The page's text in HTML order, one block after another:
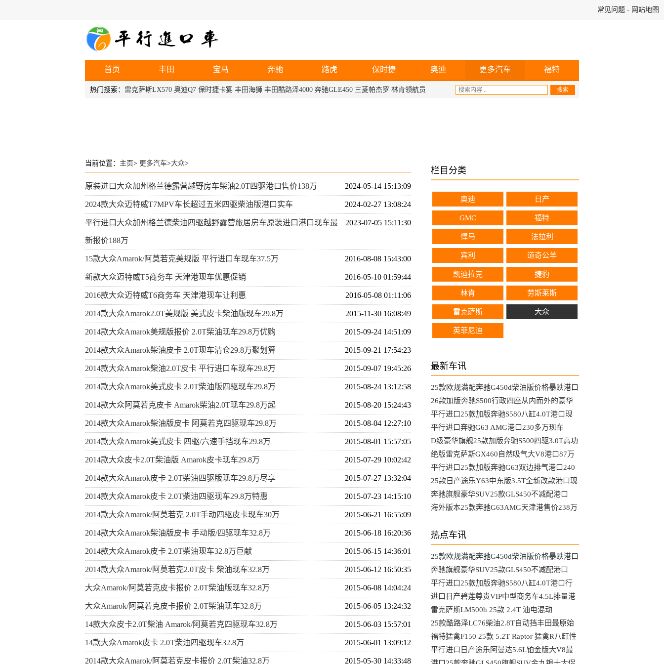
常见问题 - 网站地图
首页 丰田 宝马 奔驰 路虎 保时捷 奥迪 更多汽车 福特
热门搜索： 雷克萨斯LX570 奥迪Q7 保时捷卡宴 丰田海狮 丰田酷路泽4000 奔驰GLE450 三菱帕杰罗 林肯领航员
当前位置： 主页> 更多汽车>大众>
2024-05-14 15:13:09
原装进口大众加州格兰德露营越野房车柴油2.0T四驱港口售价138万
2024-02-27 13:08:24
2024款大众迈特威T7MPV车长超过五米四驱柴油版港口实车
2023-07-05 15:11:30
平行进口大众加州格兰德柴油四驱越野露营旅居房车原装进口港口现车最
新报价188万
2016-08-08 15:43:00
15款大众Amarok/阿莫若克美规版 平行进口车现车37.5万
2016-05-10 01:59:44
新款大众迈特威T5商务车 天津港现车优惠促销
2016-05-08 01:11:06
2016款大众迈特威T6商务车 天津港现车让利惠
2015-11-30 16:08:49
2014款大众Amarok2.0T美规版 美式皮卡柴油版现车29.8万
2015-09-24 14:51:09
2014款大众Amarok美规版报价 2.0T柴油现车29.8万优购
2015-09-21 17:54:23
2014款大众Amarok柴油皮卡 2.0T现车清仓29.8万聚划算
2015-09-07 19:45:26
2014款大众Amarok柴油2.0T皮卡 平行进口车现车29.8万
2015-08-24 13:12:58
2014款大众Amarok美式皮卡 2.0T柴油版四驱现车29.8万
2015-08-20 15:24:43
2014款大众阿莫若克皮卡 Amarok柴油2.0T现车29.8万起
2015-08-04 12:27:10
2014款大众Amarok柴油版皮卡 阿莫若克四驱现车29.8万
2015-08-01 15:57:05
2014款大众Amarok美式皮卡 四驱/六速手挡现车29.8万
2015-07-29 10:02:42
2014款大众皮卡2.0T柴油版 Amarok皮卡现车29.8万
2015-07-27 13:32:04
2014款大众Amarok皮卡 2.0T柴油四驱版现车29.8万尽享
2015-07-23 14:15:10
2014款大众Amarok皮卡 2.0T柴油四驱现车29.8万特惠
2015-06-21 16:55:09
2014款大众Amarok/阿莫若克 2.0T手动四驱皮卡现车30万
2015-06-18 16:20:36
2014款大众Amarok柴油版皮卡 手动版/四驱现车32.8万
2015-06-15 14:36:01
2014款大众Amarok皮卡 2.0T柴油现车32.8万巨献
2015-06-12 16:50:35
2014款大众Amarok/阿莫若克2.0T皮卡 柴油现车32.8万
2015-06-08 14:04:24
大众Amarok/阿莫若克皮卡报价 2.0T柴油版现车32.8万
2015-06-05 13:24:32
大众Amarok/阿莫若克皮卡报价 2.0T柴油现车32.8万
2015-06-03 15:57:01
14款大众皮卡2.0T柴油 Amarok/阿莫若克四驱现车32.8万
2015-06-01 13:09:12
14款大众Amarok皮卡 2.0T柴油四驱现车32.8万
2015-05-30 14:33:48
2014款大众Amarok/阿莫若克皮卡报价 2.0T柴油32.8万
栏目分类
奥迪 日产
GMC 福特
悍马 法拉利
宾利 道奇公羊
凯迪拉克 捷豹
林肯 劳斯莱斯
雷克萨斯 大众
英菲尼迪
最新车讯
25款欧规满配奔驰G450d柴油版价格暴跌港口
热销
26款加版奔驰S500行政四座从内而外的豪华
平行进口25款加版奔驰S580八缸4.0T港口现
车166万起
平行进口奔驰G63 AMG港口230多万现车
D级豪华旗舰25款加版奔驰S500四驱3.0T高功
率最大优惠幅度
绝版雷克萨斯GX460自然吸气大V8港口87万
处理
平行进口25款加版奔驰G63双边排气港口240
万起
25款日产途乐Y63中东版3.5T全新改款港口现
车
奔驰旗舰豪华SUV25款GLS450不减配港口
106万现车
海外版本25款奔驰G63AMG天津港售价238万
热点车讯
25款欧规满配奔驰G450d柴油版价格暴跌港口
热销
奔驰旗舰豪华SUV25款GLS450不减配港口
106万现车
平行进口25款加版奔驰S580八缸4.0T港口行
情158万起
进口日产碧莲尊贵VIP中型商务车4.5L排量港
口现车
雷克萨斯LM500h 25款 2.4T 油电混动
Executive 6座149...
25款酷路泽LC76柴油2.8T自动挡丰田最原始
的硬派越野车
福特猛禽F150 25款 5.2T Raptor 猛禽R八缸性
能野兽
平行进口日产途乐阿曼达5.6L铂金版大V8最